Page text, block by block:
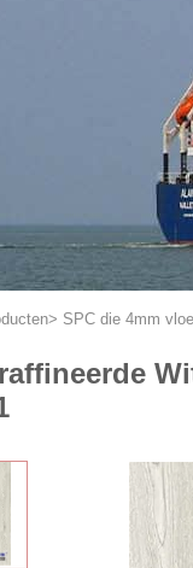
> SPC die 4mm